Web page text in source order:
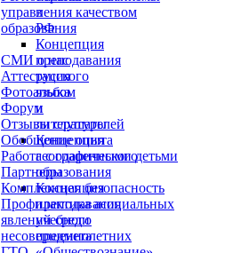
в
РФ
Концепция
преподавания
русского
языка
и
литературы
Концепция
географического
образования
Концепция
преподавания
учебного
предмета
управления качеством
образования
СМИ о нас
Аттестация
Фотоальбом
Форум
Отзывы слушателей
Обобщение опыта
Работа с одаренными детьми
Партнеры
Комплексная безопасность
Профилактика асоциальных
явлений среди
несовершеннолетних